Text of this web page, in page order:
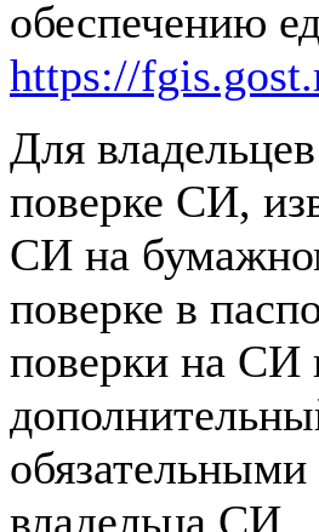
обеспечению
https://
Для
поверке СИ,
СИ на
поверке в
поверки на СИ
владельца СИ.